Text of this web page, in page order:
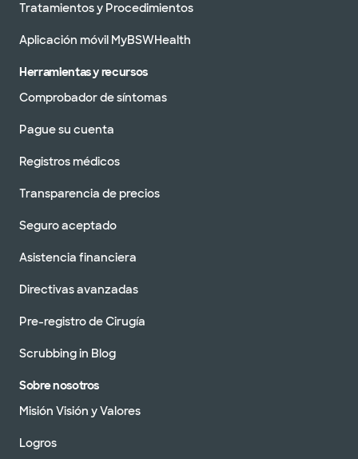
Tratamientos y Procedimientos
Aplicación móvil MyBSWHealth
Herramientas y recursos
Comprobador de síntomas
Pague su cuenta
Registros médicos
Transparencia de precios
Seguro aceptado
Asistencia financiera
Directivas avanzadas
Pre-registro de Cirugía
Scrubbing in Blog
Sobre nosotros
Misión Visión y Valores
Logros